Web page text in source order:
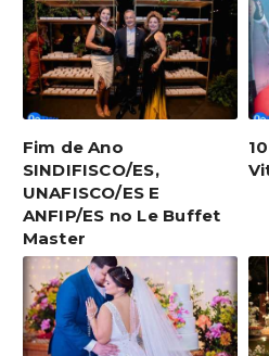
Fim de Ano
SINDIFISCO/ES,
UNAFISCO/ES E
ANFIP/ES no Le Buffet
Master